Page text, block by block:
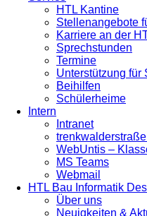
HTL Kantine
Stellenangebote
Karriere an der
Sprechstunden
Termine
Unterstützung für
Beihilfen
Schülerheime
Intern
Intranet
WebUntis –
MS Teams
Webmail
HTL Bau Informatik
Über uns
Neuigkeiten &